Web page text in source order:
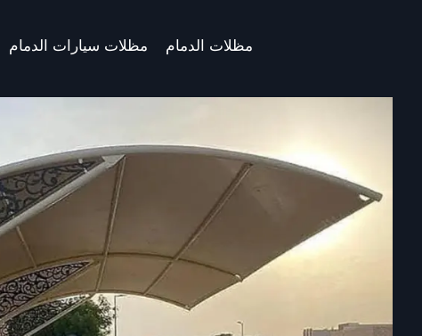
مظلات الدمام مظلات سيارات الدمام